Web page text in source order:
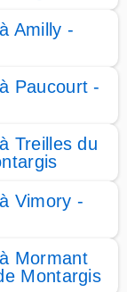
Amilly -
Paucourt -
Treilles du
Vimory -
Mormant
Montargis